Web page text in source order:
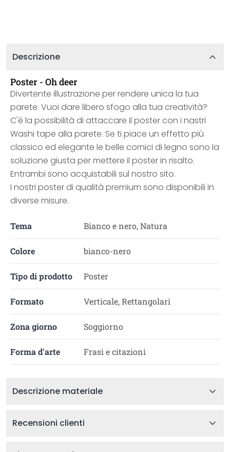
Descrizione
Poster - Oh deer
Divertente illustrazione per rendere unica la tua
parete. Vuoi dare libero sfogo alla tua creatività?
C'è la possibilità di attaccare il poster con i nastri
Washi tape alla parete. Se ti piace un effetto più
classico ed elegante le belle cornici di legno sono la
soluzione giusta per mettere il poster in risalto.
Entrambi sono acquistabili sul nostro sito.
I nostri poster di qualità premium sono disponibili in
diverse misure.
Tema Bianco e nero, Natura
Colore bianco-nero
Tipo di prodotto Poster
Formato Verticale, Rettangolari
Zona giorno Soggiorno
Forma d'arte Frasi e citazioni
Descrizione materiale
Recensioni clienti